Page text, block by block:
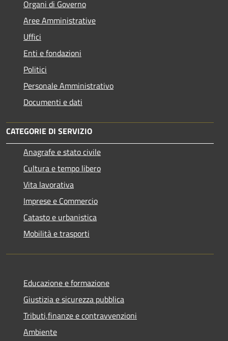
Organi di Governo
Aree Amministrative
Uffici
Enti e fondazioni
Politici
Personale Amministrativo
Documenti e dati
CATEGORIE DI SERVIZIO
Anagrafe e stato civile
Cultura e tempo libero
Vita lavorativa
Imprese e Commercio
Catasto e urbanistica
Mobilità e trasporti
Educazione e formazione
Giustizia e sicurezza pubblica
Tributi,finanze e contravvenzioni
Ambiente